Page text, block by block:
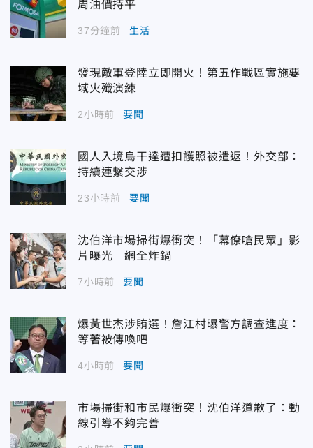
周油價持平
37分鐘前 生活
發現敵軍登陸立即開火！第五作戰區實施要
域火殲演練
2小時前 要聞
國人入境烏干達遭扣護照被遣返！外交部：
持續連繫交涉
23小時前 要聞
沈伯洋市場掃街爆衝突！「幕僚嗆民眾」影
片曝光 網全炸鍋
7小時前 要聞
爆黃世杰涉賄選！詹江村曝警方調查進度：
等著被傳喚吧
4小時前 要聞
市場掃街和市民爆衝突！沈伯洋道歉了：動
線引導不夠完善